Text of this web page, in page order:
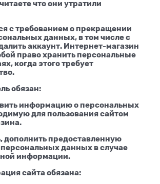
что они утратили
с требованием о прекращении
данных, в том числе с
аккаунт. Интернет-магазин
право хранить персональные
когда этого требует
обязан:
информацию о персональных
для пользования сайтом
дополнить предоставленную
данных в случае
информации.
сайта обязана: